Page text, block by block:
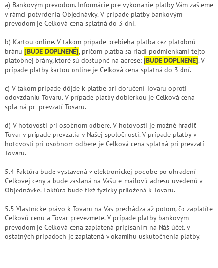
a) Bankovým prevodom. Informácie pre vykonanie platby Vám zašleme
v rámci potvrdenia Objednávky. V prípade platby bankovým
prevodom je Celková cena splatná do 3 dní.
b) Kartou online. V takom prípade prebieha platba cez platobnú
bránu [BUDE DOPLNENÉ], pričom platba sa riadi podmienkami tejto
platobnej brány, ktoré sú dostupné na adrese: [BUDE DOPLNENÉ]. V
prípade platby kartou online je Celková cena splatná do 3 dní.
c) V takom prípade dôjde k platbe pri doručení Tovaru oproti
odovzdaniu Tovaru. V prípade platby dobierkou je Celková cena
splatná pri prevzatí Tovaru.
d) V hotovosti pri osobnom odbere. V hotovosti je možné hradiť
Tovar v prípade prevzatia v Našej spoločnosti. V prípade platby v
hotovosti pri osobnom odbere je Celková cena splatná pri prevzatí
Tovaru.
5.4 Faktúra bude vystavená v elektronickej podobe po uhradení
Celkovej ceny a bude zaslaná na Vašu e-mailovú adresu uvedenú v
Objednávke. Faktúra bude tiež fyzicky priložená k Tovaru.
5.5 Vlastnícke právo k Tovaru na Vás prechádza až potom, čo zaplatíte
Celkovú cenu a Tovar prevezmete. V prípade platby bankovým
prevodom je Celková cena zaplatená pripísaním na Náš účet, v
ostatných prípadoch je zaplatená v okamihu uskutočnenia platby.